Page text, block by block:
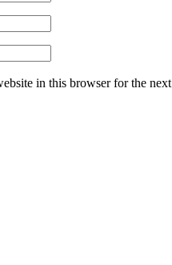
in this browser for the